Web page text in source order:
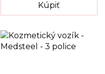
Kúpiť